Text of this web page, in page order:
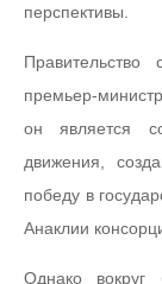
перспективы.
премьер-
он является
движения,
победу в
Анаклии
Однако вокруг